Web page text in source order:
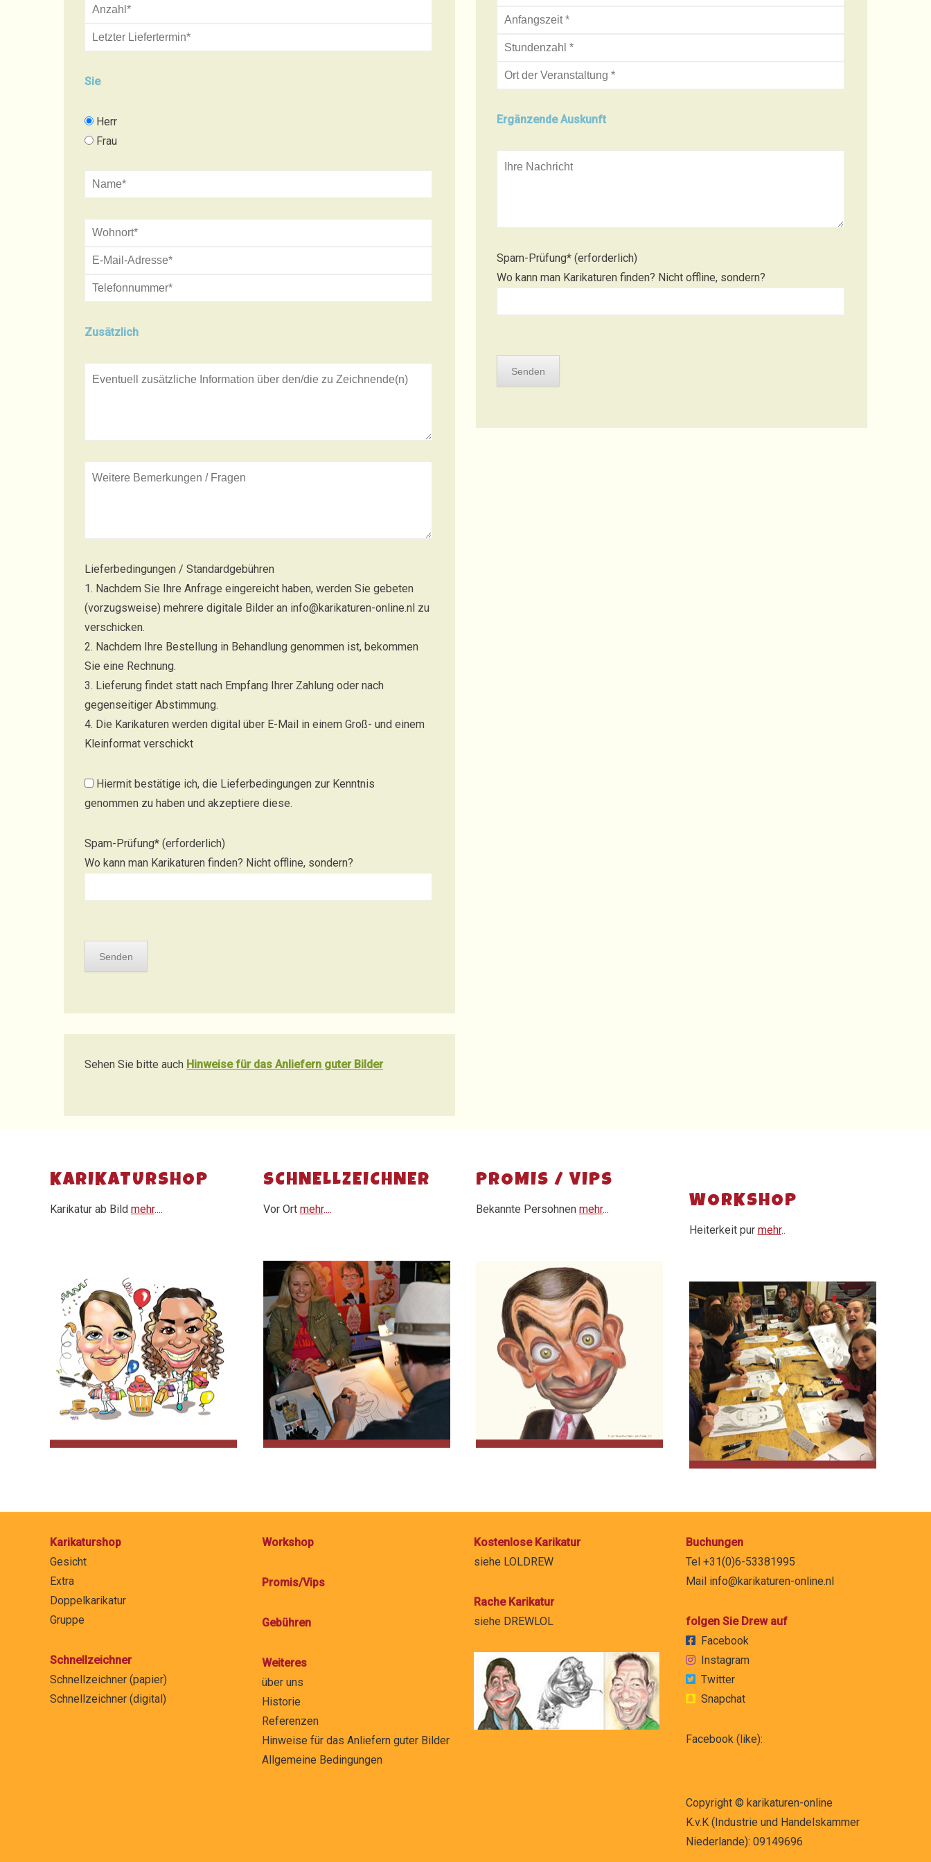
Sie
Herr
Frau
Zusätzlich
Lieferbedingungen / Standardgebühren
1. Nachdem Sie Ihre Anfrage eingereicht haben, werden Sie gebeten
(vorzugsweise) mehrere digitale Bilder an info@karikaturen-online.nl zu
verschicken.
2. Nachdem Ihre Bestellung in Behandlung genommen ist, bekommen
Sie eine Rechnung.
3. Lieferung findet statt nach Empfang Ihrer Zahlung oder nach
gegenseitiger Abstimmung.
4. Die Karikaturen werden digital über E-Mail in einem Groß- und einem
Kleinformat verschickt
Hiermit bestätige ich, die Lieferbedingungen zur Kenntnis
genommen zu haben und akzeptiere diese.
Spam-Prüfung* (erforderlich)
Wo kann man Karikaturen finden? Nicht offline, sondern?
Sehen Sie bitte auch Hinweise für das Anliefern guter Bilder
Ergänzende Auskunft
Spam-Prüfung* (erforderlich)
Wo kann man Karikaturen finden? Nicht offline, sondern?
KARIKATURSHOP
Karikatur ab Bild mehr....
SCHNELLZEICHNER
Vor Ort mehr....
PROMIS / VIPs
Bekannte Persohnen mehr... WORKSHOP
Heiterkeit pur mehr..
Karikaturshop
Gesicht
Extra
Doppelkarikatur
Gruppe
Schnellzeichner
Schnellzeichner (papier)
Schnellzeichner (digital)
Workshop
Promis/Vips
Gebühren
Weiteres
über uns
Historie
Referenzen
Hinweise für das Anliefern guter Bilder
Allgemeine Bedingungen
Kostenlose Karikatur
siehe LOLDREW
Rache Karikatur
siehe DREWLOL
Buchungen
Tel +31(0)6-53381995
Mail info@karikaturen-online.nl
folgen Sie Drew auf
Facebook
Instagram
Twitter
Snapchat
Facebook (like):
Copyright © karikaturen-online
K.v.K (Industrie und Handelskammer
Niederlande): 09149696